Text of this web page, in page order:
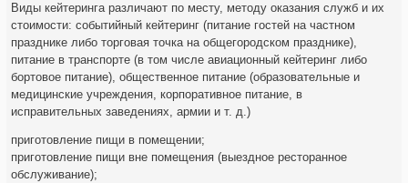
Виды кейтеринга различают по месту, методу оказания служб и их
стоимости: событийный кейтеринг (питание гостей на частном
празднике либо торговая точка на общегородском празднике),
питание в транспорте (в том числе авиационный кейтеринг либо
бортовое питание), общественное питание (образовательные и
медицинские учреждения, корпоративное питание, в
исправительных заведениях, армии и т. д.)
приготовление пищи в помещении;
приготовление пищи вне помещения (выездное ресторанное
обслуживание);